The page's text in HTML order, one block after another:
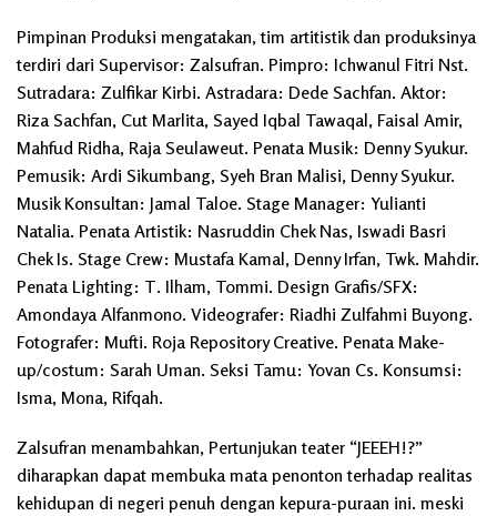
Pimpinan Produksi mengatakan, tim artitistik dan produksinya
terdiri dari Supervisor: Zalsufran. Pimpro: Ichwanul Fitri Nst.
Sutradara: Zulfikar Kirbi. Astradara: Dede Sachfan. Aktor:
Riza Sachfan, Cut Marlita, Sayed Iqbal Tawaqal, Faisal Amir,
Mahfud Ridha, Raja Seulaweut. Penata Musik: Denny Syukur.
Pemusik: Ardi Sikumbang, Syeh Bran Malisi, Denny Syukur.
Musik Konsultan: Jamal Taloe. Stage Manager: Yulianti
Natalia. Penata Artistik: Nasruddin Chek Nas, Iswadi Basri
Chek Is. Stage Crew: Mustafa Kamal, Denny Irfan, Twk. Mahdir.
Penata Lighting: T. Ilham, Tommi. Design Grafis/SFX:
Amondaya Alfanmono. Videografer: Riadhi Zulfahmi Buyong.
Fotografer: Mufti. Roja Repository Creative. Penata Make-
up/costum: Sarah Uman. Seksi Tamu: Yovan Cs. Konsumsi:
Isma, Mona, Rifqah.
Zalsufran menambahkan, Pertunjukan teater “JEEEH!?”
diharapkan dapat membuka mata penonton terhadap realitas
kehidupan di negeri penuh dengan kepura-puraan ini. meski